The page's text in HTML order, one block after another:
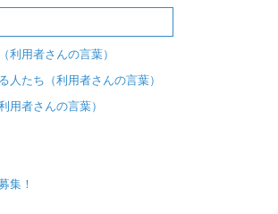
利用者さんの言葉）
人たち（利用者さんの言葉）
用者さんの言葉）
集！